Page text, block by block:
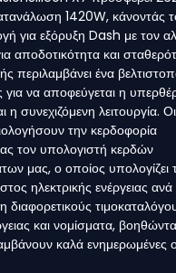
1420W, κάνοντάς
για εξόρυξη Dash με τον
αποδοτικότητα και
περιλαμβάνει ένα
να αποφεύγεται η
η συνεχιζόμενη λειτουργία.
την κερδοφορία
τον υπολογιστή κερδών
μας, ο οποίος υπολογίζει
ηλεκτρικής ενέργειας
διαφορετικούς
και νομίσματα,
καλά ενημερωμένες